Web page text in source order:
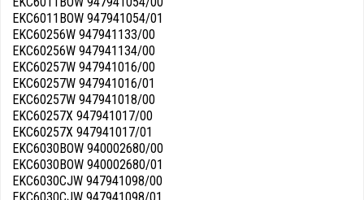
EKC6011BOW 947941054/01
EKC60256W 947941133/00
EKC60256W 947941134/00
EKC60257W 947941016/00
EKC60257W 947941016/01
EKC60257W 947941018/00
EKC60257X 947941017/00
EKC60257X 947941017/01
EKC6030BOW 940002680/00
EKC6030BOW 940002680/01
EKC6030CJW 947941098/00
EKC6030CJW 947941098/01